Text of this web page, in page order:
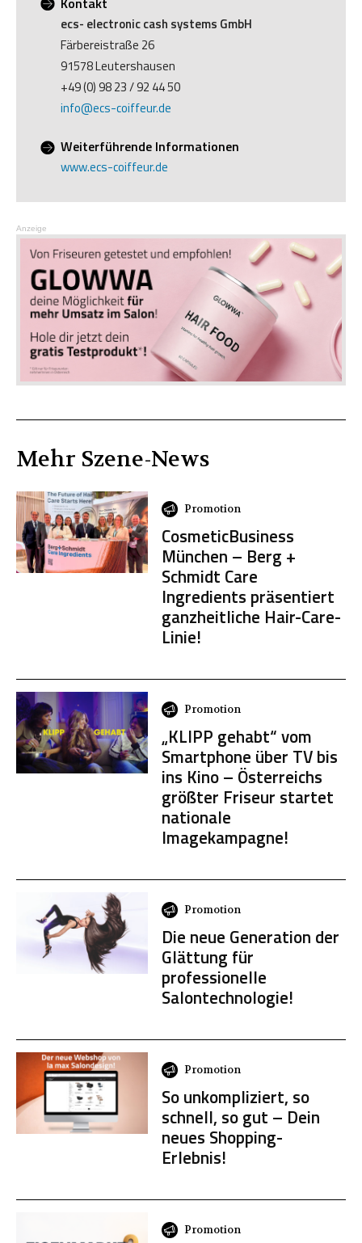
ecs- electronic cash systems GmbH
Färbereistraße 26
91578 Leutershausen
+49 (0) 98 23 / 92 44 50
info@ecs-coiffeur.de
Weiterführende Informationen
www.ecs-coiffeur.de
Anzeige
Mehr Szene-News
Promotion
CosmeticBusiness
München – Berg +
Schmidt Care
Ingredients präsentiert
ganzheitliche Hair-Care-
Linie!
Promotion
„KLIPP gehabt“ vom
Smartphone über TV bis
ins Kino – Österreichs
größter Friseur startet
nationale
Imagekampagne!
Promotion
Die neue Generation der
Glättung für
professionelle
Salontechnologie!
Promotion
So unkompliziert, so
schnell, so gut – Dein
neues Shopping-
Erlebnis!
Promotion